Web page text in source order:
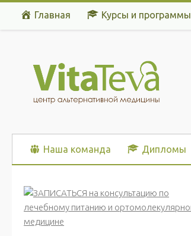
Перейти к содержимому
Главная Курсы и программы
Наша команда Дипломы